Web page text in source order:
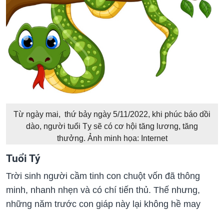
Từ ngày mai, thứ bảy ngày 5/11/2022, khi phúc báo dồi
dào, người tuổi Tỵ sẽ có cơ hội tăng lương, tăng
thưởng. Ảnh minh họa: Internet
Tuổi Tý
Trời sinh người cầm tinh con chuột vốn đã thông
minh, nhanh nhẹn và có chí tiến thủ. Thế nhưng,
những năm trước con giáp này lại không hề may